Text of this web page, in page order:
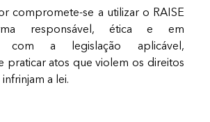
compromete-se a utilizar o RAISE
responsável, ética e em
com a legislação aplicável,
praticar atos que violem os direitos
a lei.